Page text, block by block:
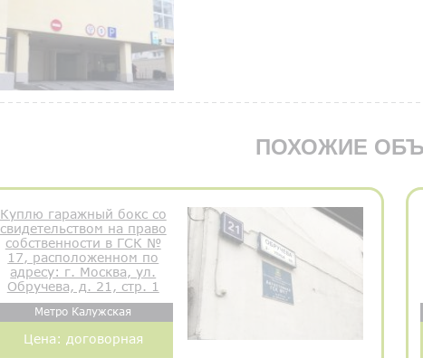
ПОХОЖИЕ
Куплю гаражный бокс со
свидетельством на право
собственности в ГСК №
17, расположенном по
адресу: г. Москва, ул.
Обручева, д. 21, стр. 1
Метро Калужская
Цена: договорная